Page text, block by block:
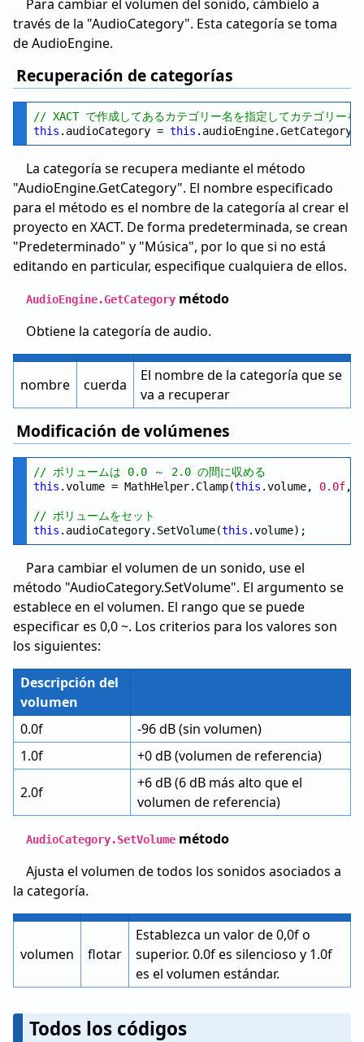
Para cambiar el volumen del sonido, cámbielo a
través de la "AudioCategory". Esta categoría se toma
de AudioEngine.
Recuperación de categorías
// XACT で作成してあるカテゴリー名を指定してカテゴリーを
this .audioCategory = this .audioEngine.GetCategory(
La categoría se recupera mediante el método
"AudioEngine.GetCategory". El nombre especificado
para el método es el nombre de la categoría al crear el
proyecto en XACT. De forma predeterminada, se crean
"Predeterminado" y "Música", por lo que si no está
editando en particular, especifique cualquiera de ellos.
AudioEngine.GetCategory método
Obtiene la categoría de audio.
nombre cuerda
El nombre de la categoría que se
va a recuperar
Modificación de volúmenes
// ボリュームは 0.0 ～ 2.0 の間に収める
this .volume = MathHelper.Clamp(this .volume, 0.0f,
// ボリュームをセット
this .audioCategory.SetVolume(this
Para cambiar el volumen de un sonido, use el
método "AudioCategory.SetVolume". El argumento se
establece en el volumen. El rango que se puede
especificar es 0,0 ~. Los criterios para los valores son
los siguientes:
Descripción del
volumen
0.0f
-96 dB (sin volumen)
1.0f
+0 dB (volumen de referencia)
2.0f
+6 dB (6 dB más alto que el
volumen de referencia)
AudioCategory.SetVolume método
Ajusta el volumen de todos los sonidos asociados a
la categoría.
volumen flotar
Establezca un valor de 0,0f o
superior. 0.0f es silencioso y 1.0f
es el volumen estándar.
Todos los códigos